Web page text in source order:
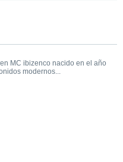
MC ibizenco nacido en el año
modernos...